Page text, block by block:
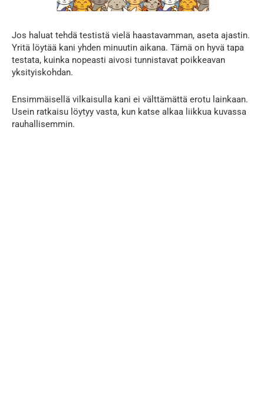
Jos haluat tehdä testistä vielä haastavamman, aseta ajastin.
Yritä löytää kani yhden minuutin aikana. Tämä on hyvä tapa
testata, kuinka nopeasti aivosi tunnistavat poikkeavan
yksityiskohdan.
Ensimmäisellä vilkaisulla kani ei välttämättä erotu lainkaan.
Usein ratkaisu löytyy vasta, kun katse alkaa liikkua kuvassa
rauhallisemmin.